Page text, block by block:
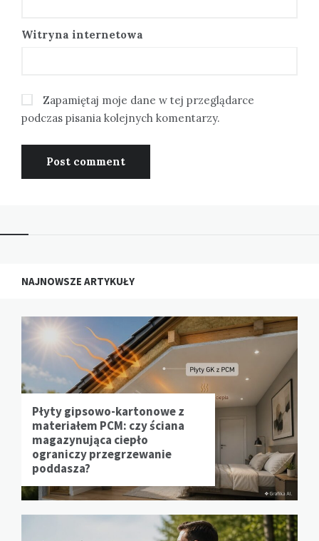
Witryna internetowa
Zapamiętaj moje dane w tej przeglądarce
podczas pisania kolejnych komentarzy.
NAJNOWSZE ARTYKUŁY
Płyty gipsowo-kartonowe z
materiałem PCM: czy ściana
magazynująca ciepło
ograniczy przegrzewanie
poddasza?